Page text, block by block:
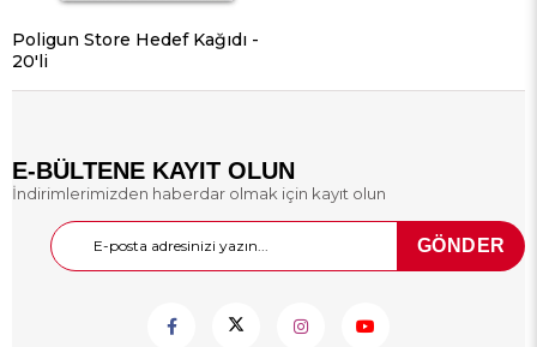
Poligun Store Hedef Kağıdı -
20'li
E-BÜLTENE KAYIT OLUN
İndirimlerimizden haberdar olmak için kayıt olun
GÖNDER